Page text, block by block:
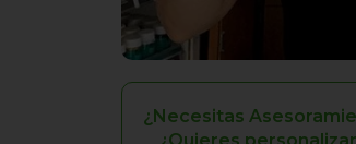
¿Necesitas